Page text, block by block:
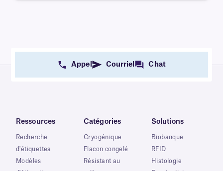
Appel Courriel Chat
Ressources
Recherche
d'étiquettes
Modèles
Catégories
Cryogénique
Flacon congelé
Résistant au
Solutions
Biobanque
RFID
Histologie